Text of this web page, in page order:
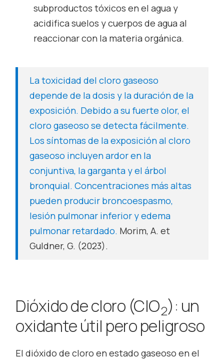
subproductos tóxicos en el agua y
acidifica suelos y cuerpos de agua al
reaccionar con la materia orgánica.
La toxicidad del cloro gaseoso
depende de la dosis y la duración de la
exposición. Debido a su fuerte olor, el
cloro gaseoso se detecta fácilmente.
Los síntomas de la exposición al cloro
gaseoso incluyen ardor en la
conjuntiva, la garganta y el árbol
bronquial. Concentraciones más altas
pueden producir broncoespasmo,
lesión pulmonar inferior y edema
pulmonar retardado. Morim, A. et
Guldner, G. (2023).
Dióxido de cloro (ClO2): un
oxidante útil pero peligroso
El dióxido de cloro en estado gaseoso en el